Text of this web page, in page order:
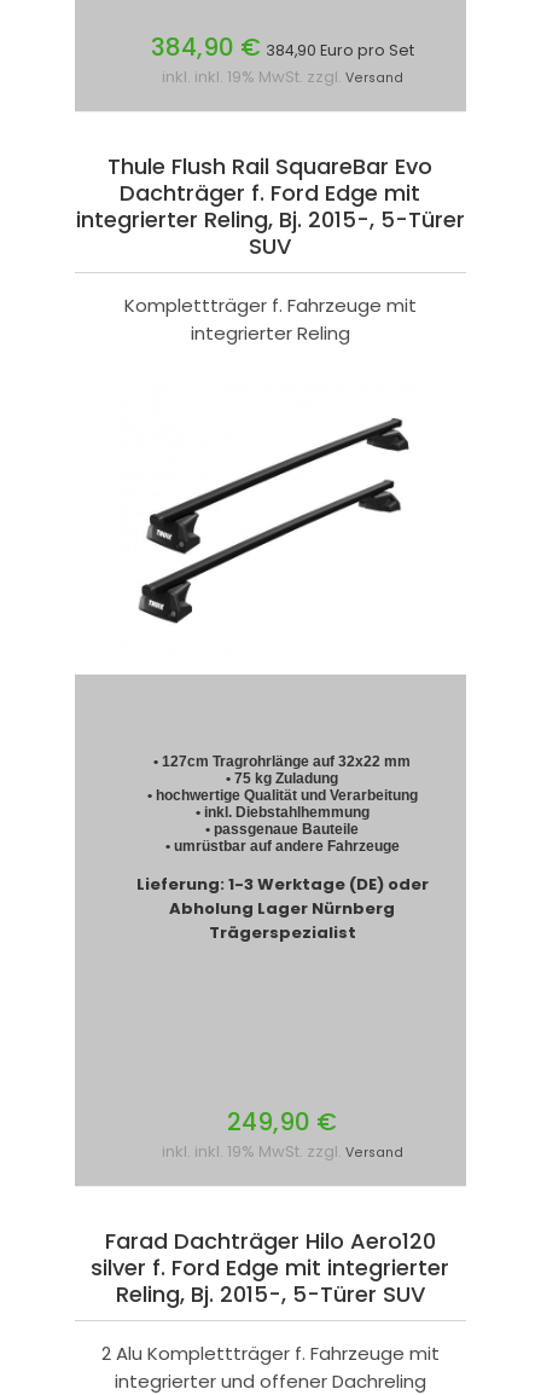
384,90 € 384,90 Euro pro Set
inkl. inkl. 19% MwSt. zzgl. Versand
Thule Flush Rail SquareBar Evo
Dachträger f. Ford Edge mit
integrierter Reling, Bj. 2015-, 5-Türer
SUV
Komplettträger f. Fahrzeuge mit
integrierter Reling
• 127cm Tragrohrlänge auf 32x22 mm
• 75 kg Zuladung
• hochwertige Qualität und Verarbeitung
• inkl. Diebstahlhemmung
• passgenaue Bauteile
• umrüstbar auf andere Fahrzeuge
Lieferung: 1-3 Werktage (DE) oder
Abholung Lager Nürnberg
Trägerspezialist
249,90 €
inkl. inkl. 19% MwSt. zzgl. Versand
Farad Dachträger Hilo Aero120
silver f. Ford Edge mit integrierter
Reling, Bj. 2015-, 5-Türer SUV
2 Alu Komplettträger f. Fahrzeuge mit
integrierter und offener Dachreling